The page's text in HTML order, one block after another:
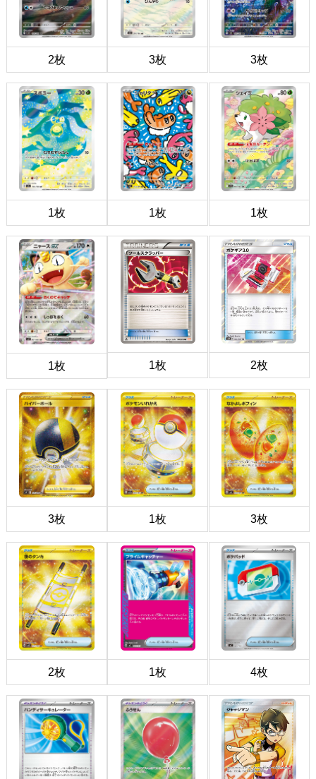
2枚 3枚 3枚
1枚 1枚 1枚
1枚 1枚 2枚
3枚 1枚 3枚
2枚 1枚 4枚